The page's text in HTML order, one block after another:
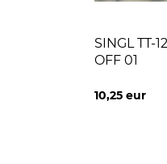
SINGL TT-
OFF 01
10,25 eur